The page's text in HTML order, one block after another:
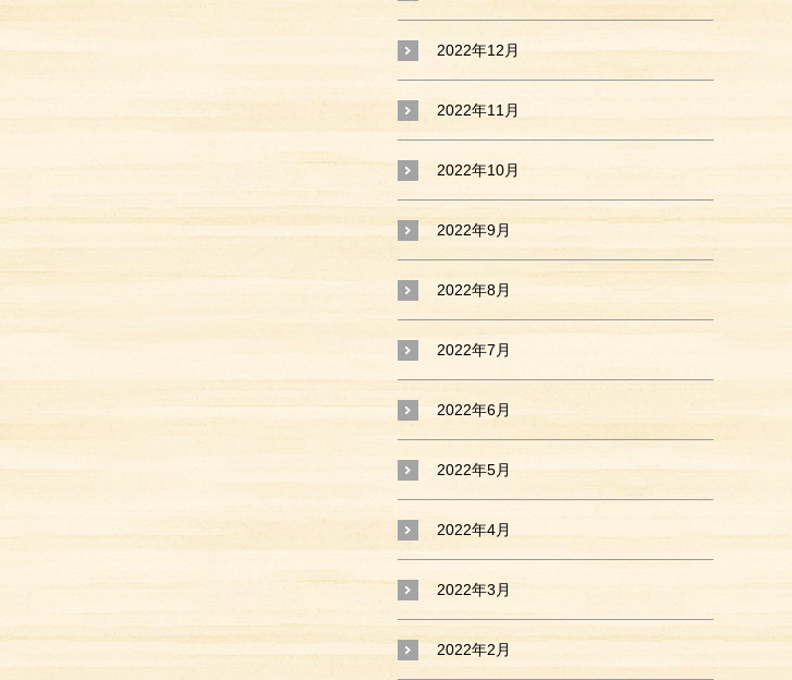
2022年12月
2022年11月
2022年10月
2022年9月
2022年8月
2022年7月
2022年6月
2022年5月
2022年4月
2022年3月
2022年2月